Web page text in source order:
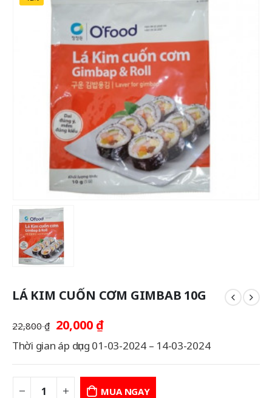
LÁ KIM CUỐN CƠM GIMBAB 10G
22,800₫ Giá
gốc
là:
22,800 ₫.
20,000 ₫Giá
hiện
tại
là:
20,000 ₫.
Thời gian áp dụng 01-03-2024 – 14-03-2024
MUA NGAY